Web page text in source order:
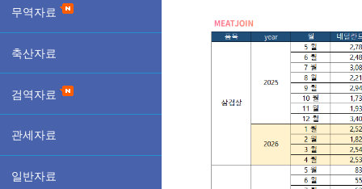
무역자료
축산자료
검역자료
관세자료
일반자료